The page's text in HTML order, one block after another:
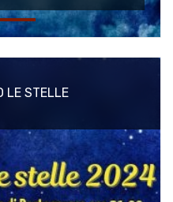
LE STELLE